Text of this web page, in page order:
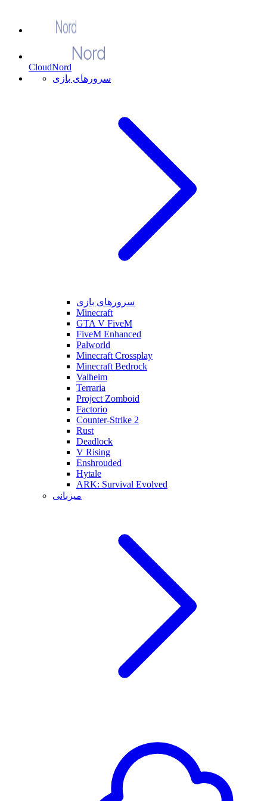
CloudNord
سرورهای بازی
سرورهای بازی
Minecraft
GTA V FiveM
FiveM Enhanced
Palworld
Minecraft Crossplay
Minecraft Bedrock
Valheim
Terraria
Project Zomboid
Factorio
Counter-Strike 2
Rust
Deadlock
V Rising
Enshrouded
Hytale
ARK: Survival Evolved
میزبانی